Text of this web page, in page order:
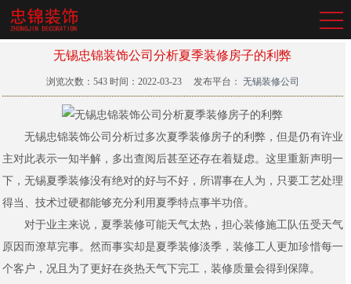
无锡忠锦装饰公司分析夏季装修房子的利弊
浏览次数： 543 时间：2022-03-23 发布平台： 无锡装修公司
无锡忠锦装饰公司分析过多次夏季装修房子的利弊，但是仍有许业
主对此表示一知半解，多出查阅后甚至还存在着疑虑。这里重新声明一
下，无锡夏季装修没有绝对的好与不好，所谓事在人为，只要工艺处理
得当、技术过硬都能够充分利用夏季特点事半功倍。
对于业主来说，夏季装修可能天气太热，担心装修施工队伍受天气
原因而潦草完事。然而事实却是夏季装修淡季，装修工人更加珍惜每一
个客户，况且为了更好在炎热天气下完工，装修质量会得到保障。